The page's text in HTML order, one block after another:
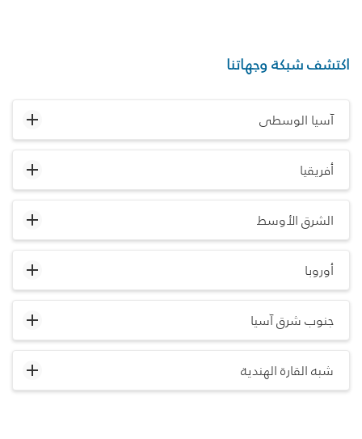
اكتشف شبكة وجهاتنا
آسيا الوسطى
أفريقيا
الشرق الأوسط
أوروبا
جنوب شرق آسيا
شبه القارة الهندية